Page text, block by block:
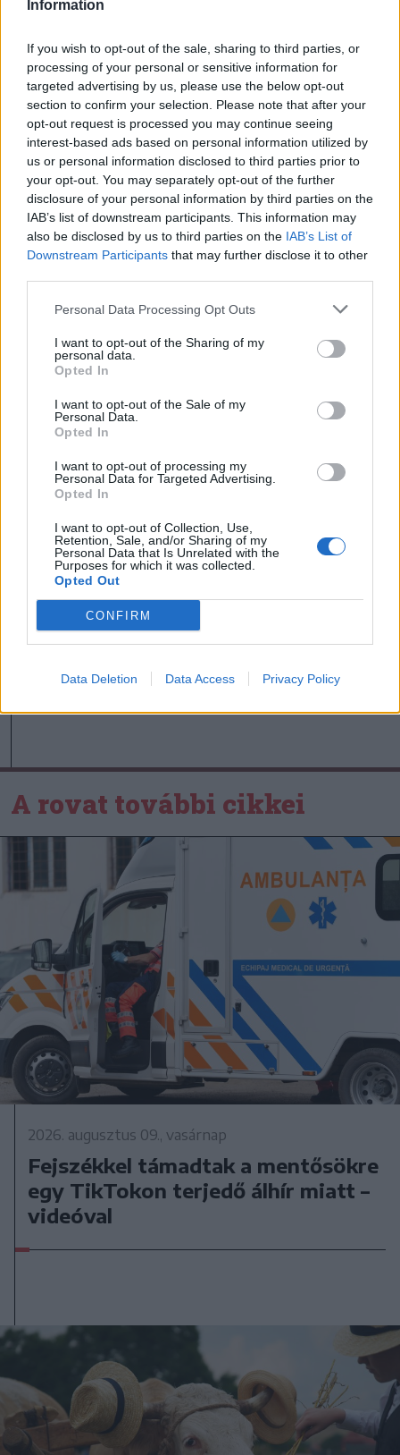
Information
If you wish to opt-out of the sale, sharing to third parties, or
processing of your personal or sensitive information for
targeted advertising by us, please use the below opt-out
section to confirm your selection. Please note that after your
opt-out request is processed you may continue seeing
interest-based ads based on personal information utilized by
us or personal information disclosed to third parties prior to
your opt-out. You may separately opt-out of the further
disclosure of your personal information by third parties on the
IAB’s list of downstream participants. This information may
also be disclosed by us to third parties on the IAB’s List of
Downstream Participants that may further disclose it to other
Personal Data Processing Opt Outs
I want to opt-out of the Sharing of my
personal data.
Opted In
I want to opt-out of the Sale of my
Personal Data.
Opted In
I want to opt-out of processing my
Personal Data for Targeted Advertising.
Opted In
I want to opt-out of Collection, Use,
Retention, Sale, and/or Sharing of my
Personal Data that Is Unrelated with the
Purposes for which it was collected.
Opted Out
CONFIRM
Data Deletion Data Access Privacy Policy
Székelyhon
Hétvégén is folytatódik a
gázolaj árának csökkenése
Székely Sport
A gól már összejött, az
áttörés még nem az FK-nak
(videóval)
„A legerősebb garancia” –
a Tisza Párt
Szabó István: négy vereség
jönni fognak a jó eredmények
B. Máthé Zsuzsa: Az élet
„doktoriját” végeztem el az
A rovat további cikkei
2026. augusztus 09., vasárnap
Fejszékkel támadtak a mentősökre
egy TikTokon terjedő álhír miatt –
videóval